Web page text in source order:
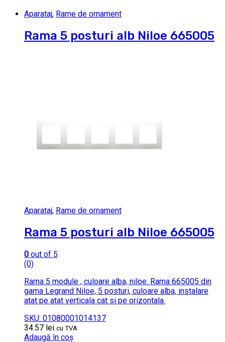
Aparataj, Rame de ornament
Rama 5 posturi alb Niloe 665005
Aparataj, Rame de ornament
Rama 5 posturi alb Niloe 665005
0 out of 5
(0)
Rama 5 module , culoare alba, niloe. Rama 665005 din
gama Legrand Niloe, 5 posturi, culoare alba, instalare
atat pe atat verticala cat si pe orizontala.
SKU: 01080001014137
34.57 lei cu TVA
Adaugă în coș